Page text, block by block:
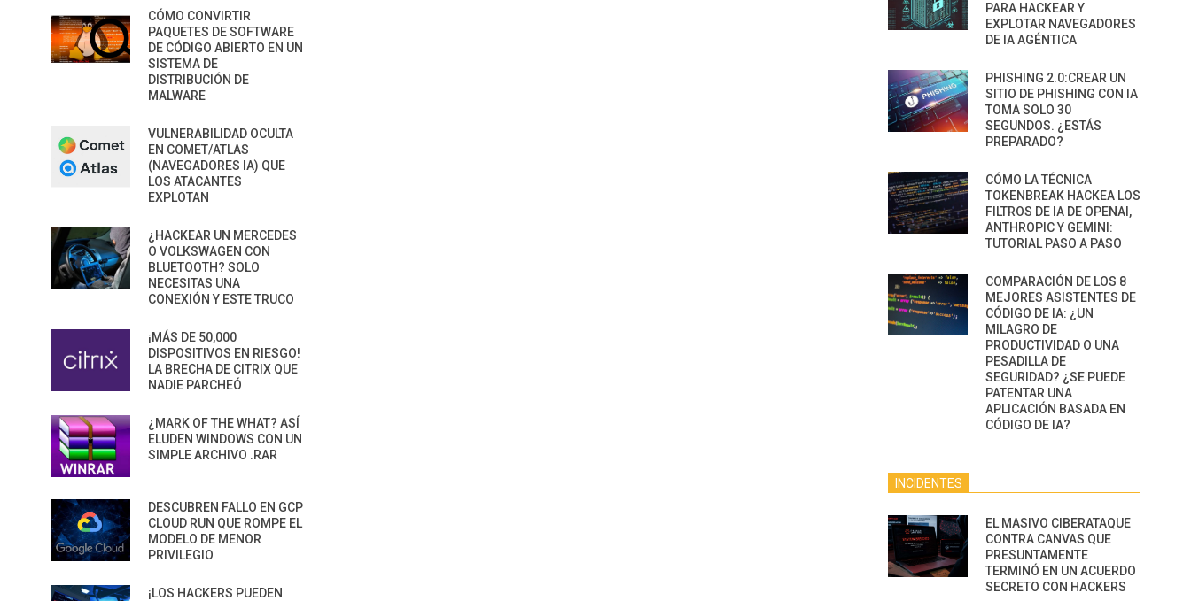
CÓMO CONVIRTIR
PAQUETES DE SOFTWARE
DE CÓDIGO ABIERTO EN UN
SISTEMA DE
DISTRIBUCIÓN DE
MALWARE
VULNERABILIDAD OCULTA
EN COMET/ATLAS
(NAVEGADORES IA) QUE
LOS ATACANTES
EXPLOTAN
¿HACKEAR UN MERCEDES
O VOLKSWAGEN CON
BLUETOOTH? SOLO
NECESITAS UNA
CONEXIÓN Y ESTE TRUCO
¡MÁS DE 50,000
DISPOSITIVOS EN RIESGO!
LA BRECHA DE CITRIX QUE
NADIE PARCHEÓ
¿MARK OF THE WHAT? ASÍ
ELUDEN WINDOWS CON UN
SIMPLE ARCHIVO .RAR
DESCUBREN FALLO EN GCP
CLOUD RUN QUE ROMPE EL
MODELO DE MENOR
PRIVILEGIO
¡LOS HACKERS PUEDEN
PARA HACKEAR Y
EXPLOTAR NAVEGADORES
DE IA AGÉNTICA
PHISHING 2.0:CREAR UN
SITIO DE PHISHING CON IA
TOMA SOLO 30
SEGUNDOS. ¿ESTÁS
PREPARADO?
CÓMO LA TÉCNICA
TOKENBREAK HACKEA LOS
FILTROS DE IA DE OPENAI,
ANTHROPIC Y GEMINI:
TUTORIAL PASO A PASO
COMPARACIÓN DE LOS 8
MEJORES ASISTENTES DE
CÓDIGO DE IA: ¿UN
MILAGRO DE
PRODUCTIVIDAD O UNA
PESADILLA DE
SEGURIDAD? ¿SE PUEDE
PATENTAR UNA
APLICACIÓN BASADA EN
CÓDIGO DE IA?
INCIDENTES
EL MASIVO CIBERATAQUE
CONTRA CANVAS QUE
PRESUNTAMENTE
TERMINÓ EN UN ACUERDO
SECRETO CON HACKERS